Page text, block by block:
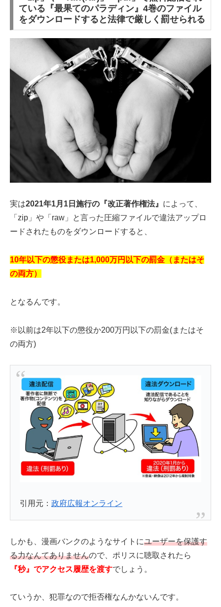
ている『最果てのパラディン』4巻のファイル
をダウンロードすると法律で厳しく罰せられる
実は2021年1月1日施行の『改正著作権法』 によって、
「zip」や「raw」と言った圧縮ファイルで違法アップロ
ードされたものをダウンロードすると、
10年以下の懲役または1,000万円以下の罰金（またはそ
の両方）
となるんです。
※以前は2年以下の懲役か200万円以下の罰金(またはそ
の両方)
引用元：政府広報オンライン
しかも、漫画バンクのようなサイトにユーザーを保護す
る力なんてありませんので、ポリスに聴取されたら
『秒』でアクセス履歴を渡すでしょう。
ていうか、犯罪なので拒否権なんかないんです。